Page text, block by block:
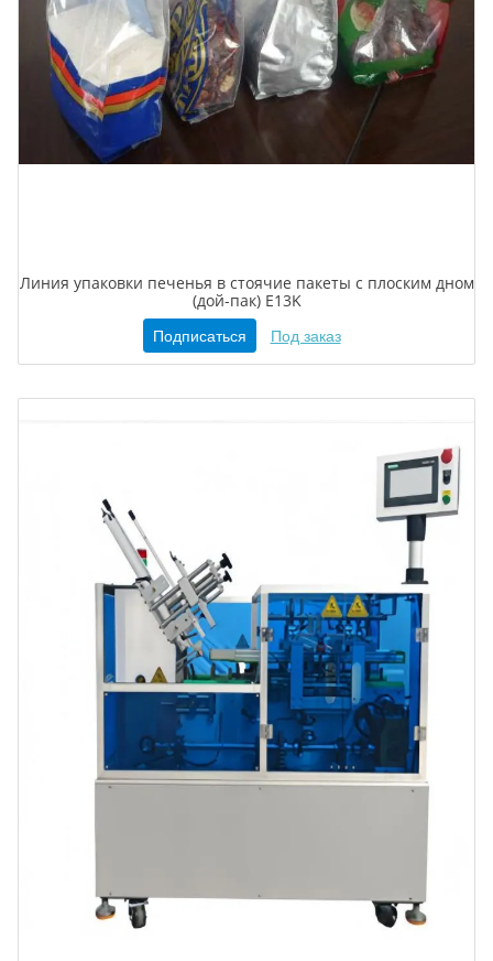
Линия упаковки печенья в стоячие пакеты с плоским дном
(дой-пак) E13K
Подписаться Под заказ